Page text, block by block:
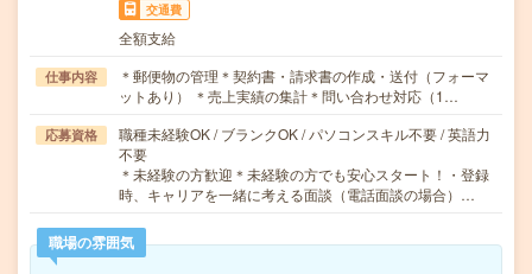
交通費
全額支給
仕事内容
＊郵便物の管理＊契約書・請求書の作成・送付（フォーマ
ットあり） ＊売上実績の集計＊問い合わせ対応（1…
応募資格
職種未経験OK / ブランクOK / パソコンスキル不要 / 英語力
不要
＊未経験の方歓迎＊未経験の方でも安心スタート！・登録
時、キャリアを一緒に考える面談（電話面談の場合）…
職場の雰囲気